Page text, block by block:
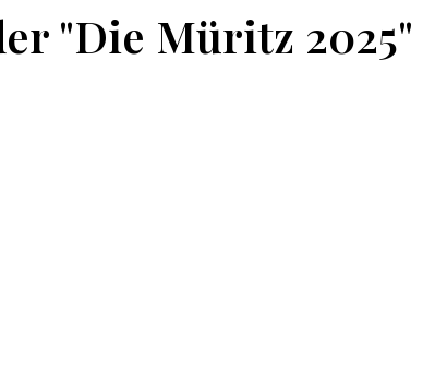
"Die Müritz 2025"